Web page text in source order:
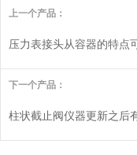
上一个产品：
压力表接头从容器的特点
下一个产品：
柱状截止阀仪器更新之后